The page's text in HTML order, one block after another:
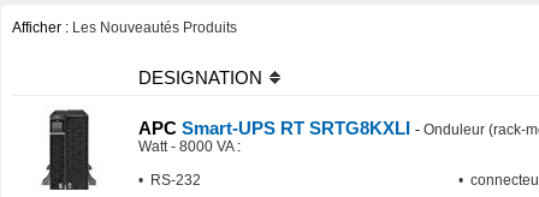
Afficher : Les Nouveautés Produits
DESIGNATION
APC Smart-UPS RT SRTG8KXLI - Onduleur (rack-
Watt - 8000 VA:
• RS-232
•